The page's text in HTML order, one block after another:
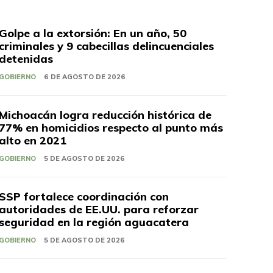
Golpe a la extorsión: En un año, 50
criminales y 9 cabecillas delincuenciales
detenidas
GOBIERNO 6 DE AGOSTO DE 2026
Michoacán logra reducción histórica de
77% en homicidios respecto al punto más
alto en 2021
GOBIERNO 5 DE AGOSTO DE 2026
SSP fortalece coordinación con
autoridades de EE.UU. para reforzar
en la región aguacatera
GOBIERNO 5 DE AGOSTO DE 2026